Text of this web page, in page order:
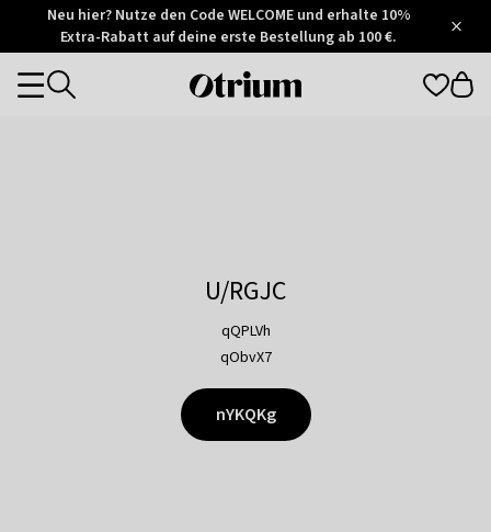
Otrium
Trustpilot
Neu hier? Nutze den Code WELCOME und erhalte 10%
Extra-Rabatt auf deine erste Bestellung ab 100 €.
Otrium
Categories
U/RGJC
qQPLVh
qObvX7
nYKQKg